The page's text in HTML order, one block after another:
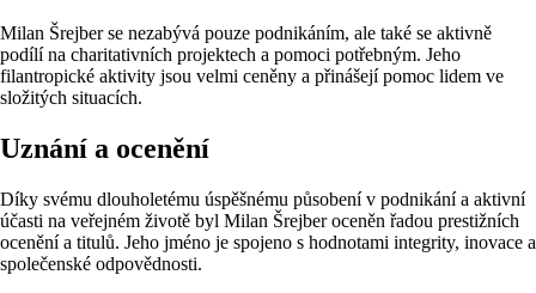
Milan Šrejber se nezabývá pouze podnikáním, ale také se aktivně
podílí na charitativních projektech a pomoci potřebným. Jeho
filantropické aktivity jsou velmi ceněny a přinášejí pomoc lidem ve
složitých situacích.
Uznání a ocenění
Díky svému dlouholetému úspěšnému působení v podnikání a aktivní
účasti na veřejném životě byl Milan Šrejber oceněn řadou prestižních
ocenění a titulů. Jeho jméno je spojeno s hodnotami integrity, inovace a
společenské odpovědnosti.